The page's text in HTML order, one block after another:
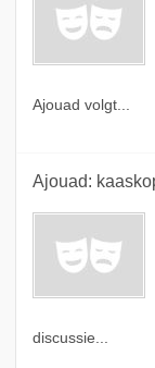
Ajouad volgt...
discussie...